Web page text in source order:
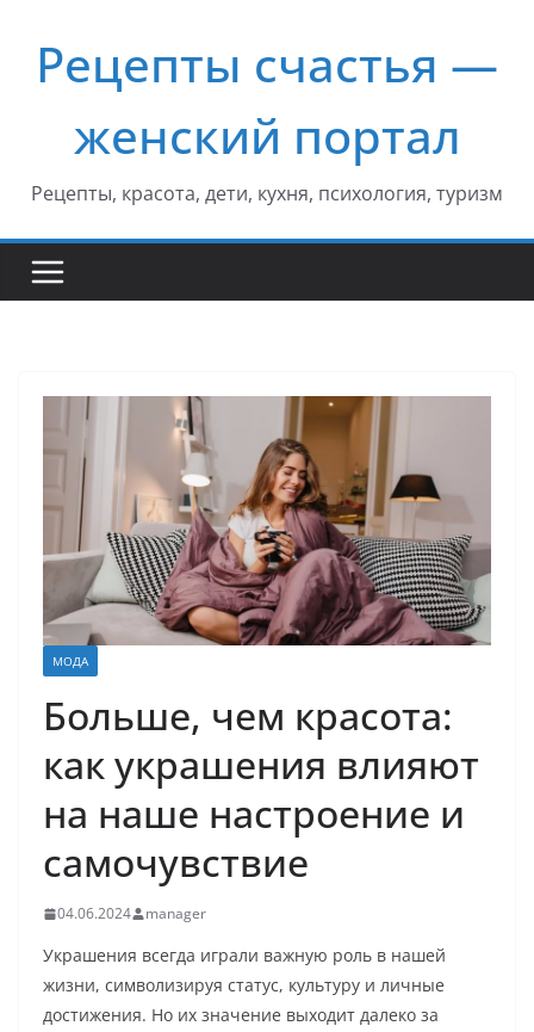
содержимому
Рецепты счастья —
женский портал
Рецепты, красота, дети, кухня, психология, туризм
МОДА
Больше, чем красота:
как украшения влияют
на наше настроение и
самочувствие
04.06.2024 manager
Украшения всегда играли важную роль в нашей
жизни, символизируя статус, культуру и личные
достижения. Но их значение выходит далеко за